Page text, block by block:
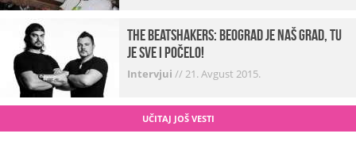
The Beatshakers: Beograd je naš grad, tu
je sve i počelo!
Intervjui //21. Avgust 2015.
UČITAJ JOŠ VESTI